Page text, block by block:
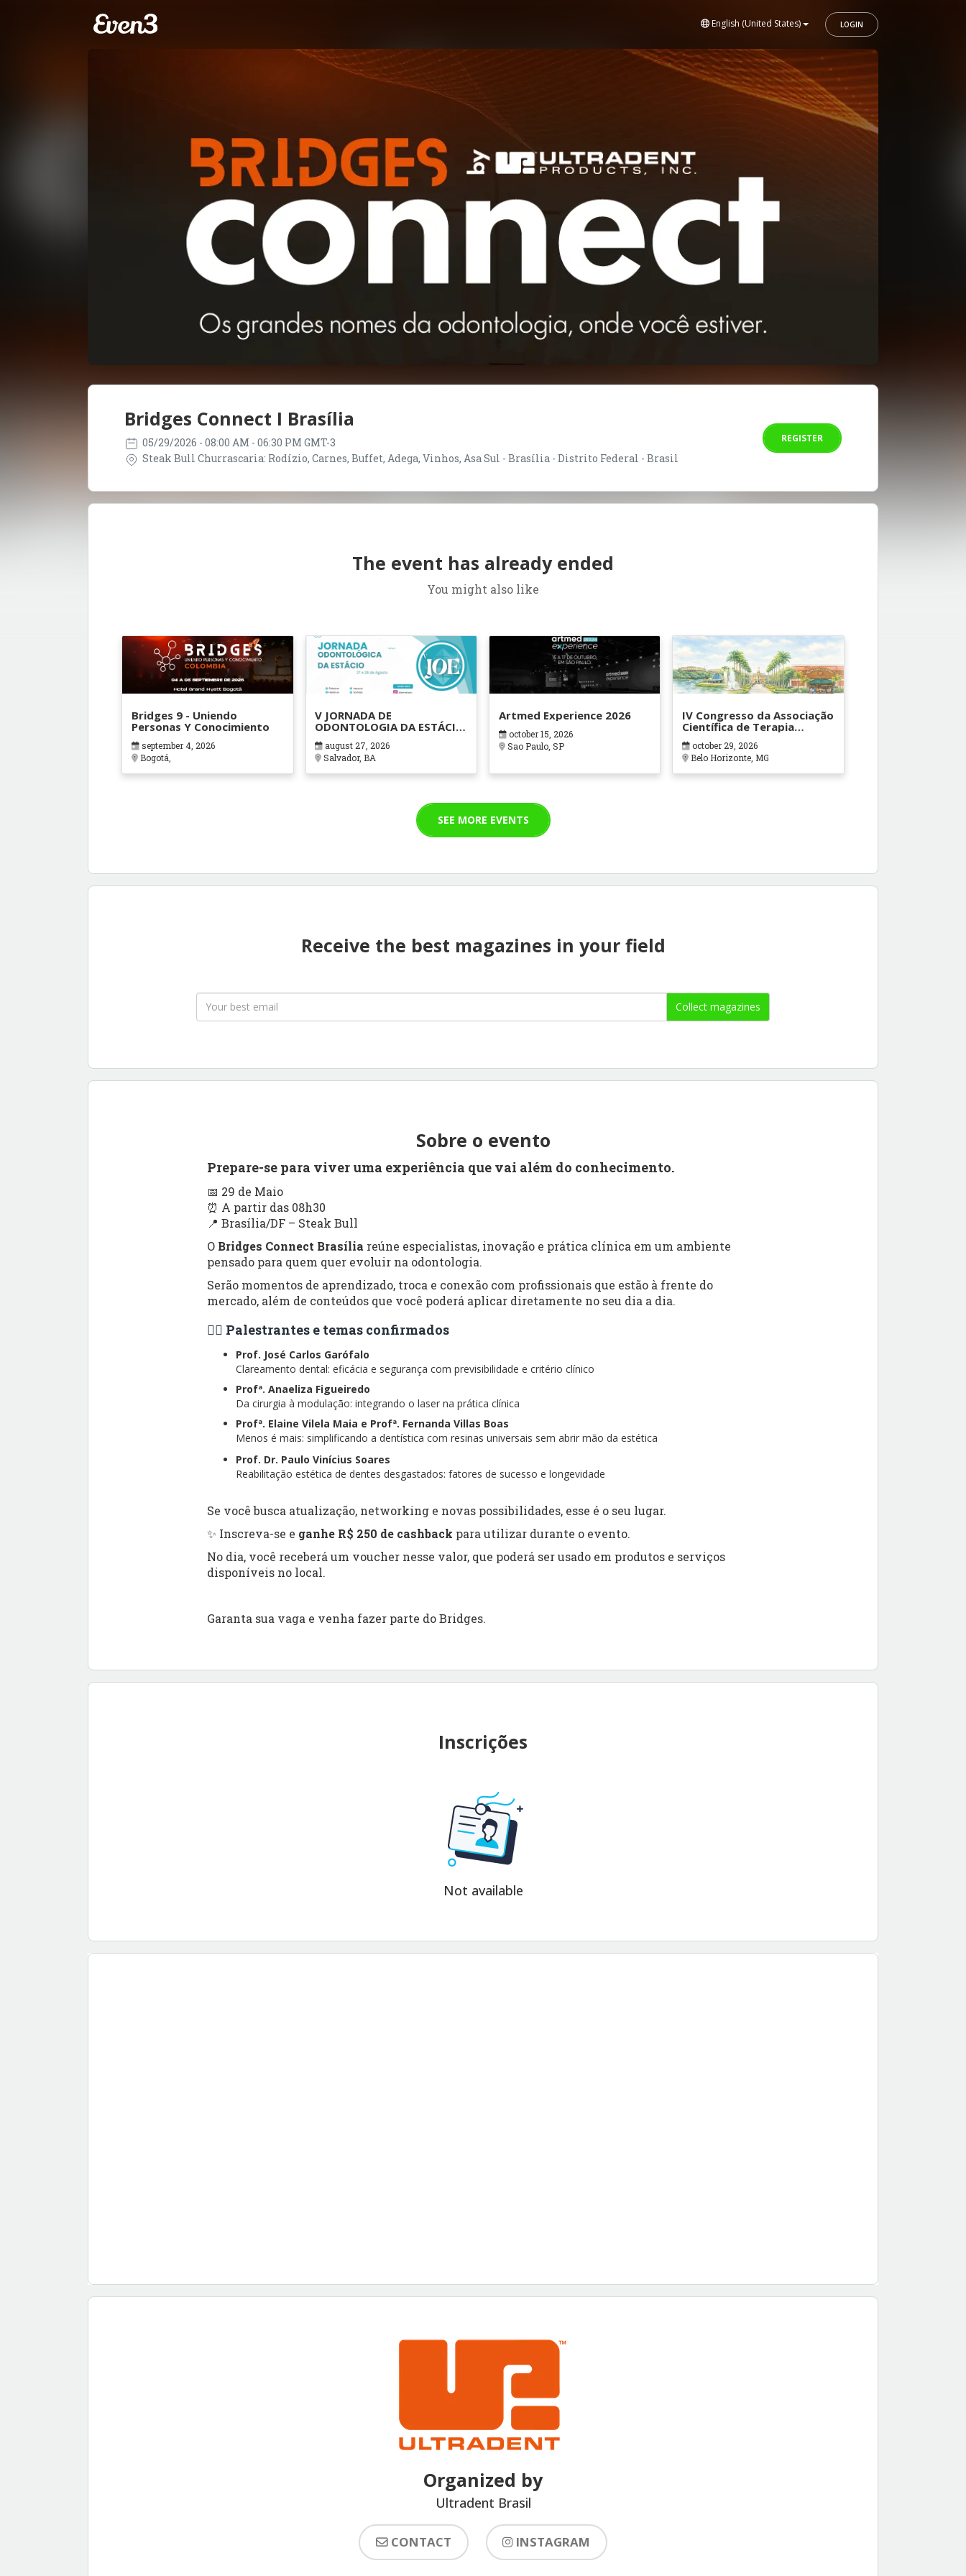
English (United States) LOGIN
Bridges Connect I Brasília
05/29/2026 - 08:00 AM - 06:30 PM GMT-3
Steak Bull Churrascaria: Rodízio, Carnes, Buffet, Adega, Vinhos, Asa Sul - Brasília - Distrito Federal - Brasil
REGISTER
The event has already ended
You might also like
Bridges 9 - Uniendo
Personas Y Conocimiento
september 4, 2026
Bogotá,
V JORNADA DE
ODONTOLOGIA DA ESTÁCIO
BAHIA
august 27, 2026
Salvador, BA
Artmed Experience 2026
october 15, 2026
Sao Paulo, SP
IV Congresso da Associação
Científica de Terapia
Ocupacional em Contextos
Hospitalares e Cuidados
Paliativos - ATOHOSP
october 29, 2026
Belo Horizonte, MG
SEE MORE EVENTS
Receive the best magazines in your field
Collect magazines
Sobre o evento
Prepare-se para viver uma experiência que vai além do conhecimento.
📅 29 de Maio
⏰ A partir das 08h30
📍 Brasília/DF – Steak Bull
O Bridges Connect Brasília reúne especialistas, inovação e prática clínica em um ambiente
pensado para quem quer evoluir na odontologia.
Serão momentos de aprendizado, troca e conexão com profissionais que estão à frente do
mercado, além de conteúdos que você poderá aplicar diretamente no seu dia a dia.
👨‍⚕️ Palestrantes e temas confirmados
Prof. José Carlos Garófalo
Clareamento dental: eficácia e segurança com previsibilidade e critério clínico
Profª. Anaeliza Figueiredo
Da cirurgia à modulação: integrando o laser na prática clínica
Profª. Elaine Vilela Maia e Profª. Fernanda Villas Boas
Menos é mais: simplificando a dentística com resinas universais sem abrir mão da estética
Prof. Dr. Paulo Vinícius Soares
Reabilitação estética de dentes desgastados: fatores de sucesso e longevidade
Se você busca atualização, networking e novas possibilidades, esse é o seu lugar.
✨ Inscreva-se e ganhe R$ 250 de cashback para utilizar durante o evento.
No dia, você receberá um voucher nesse valor, que poderá ser usado em produtos e serviços
disponíveis no local.
Garanta sua vaga e venha fazer parte do Bridges.
Inscrições
Not available
Organized by
Ultradent Brasil
CONTACT INSTAGRAM